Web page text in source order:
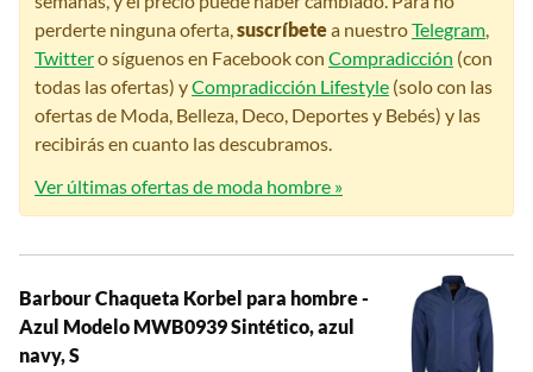
perderte ninguna oferta,suscríbetea nuestroTelegram,
Twittero síguenos en Facebook con Compradicción (con
todas las ofertas) yCompradicción Lifestyle (solo con las
ofertas de Moda, Belleza, Deco, Deportes y Bebés) y las
recibirás en cuanto las descubramos.
Ver últimas ofertas de moda hombre »
Barbour Chaqueta Korbel para hombre -
Azul Modelo MWB0939 Sintético, azul
navy, S